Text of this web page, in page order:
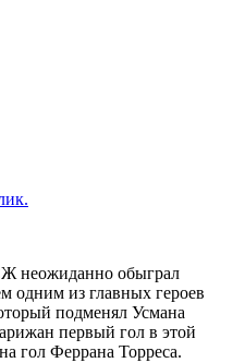
неожиданно обыграл
одним из главных героев
подменял Усмана
первый гол в этой
гол Феррана Торреса.